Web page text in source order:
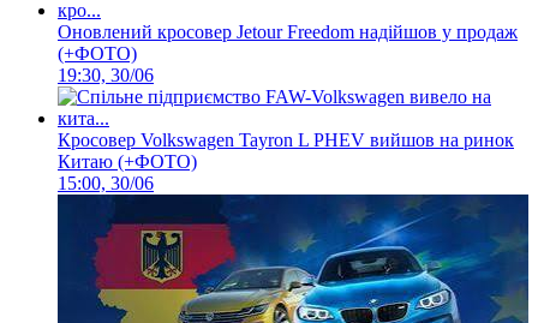
Оновлений кросовер Jetour Freedom надійшов у продаж
(+ФОТО)
19:30, 30/06
Кросовер Volkswagen Tayron L PHEV вийшов на ринок
Китаю (+ФОТО)
15:00, 30/06